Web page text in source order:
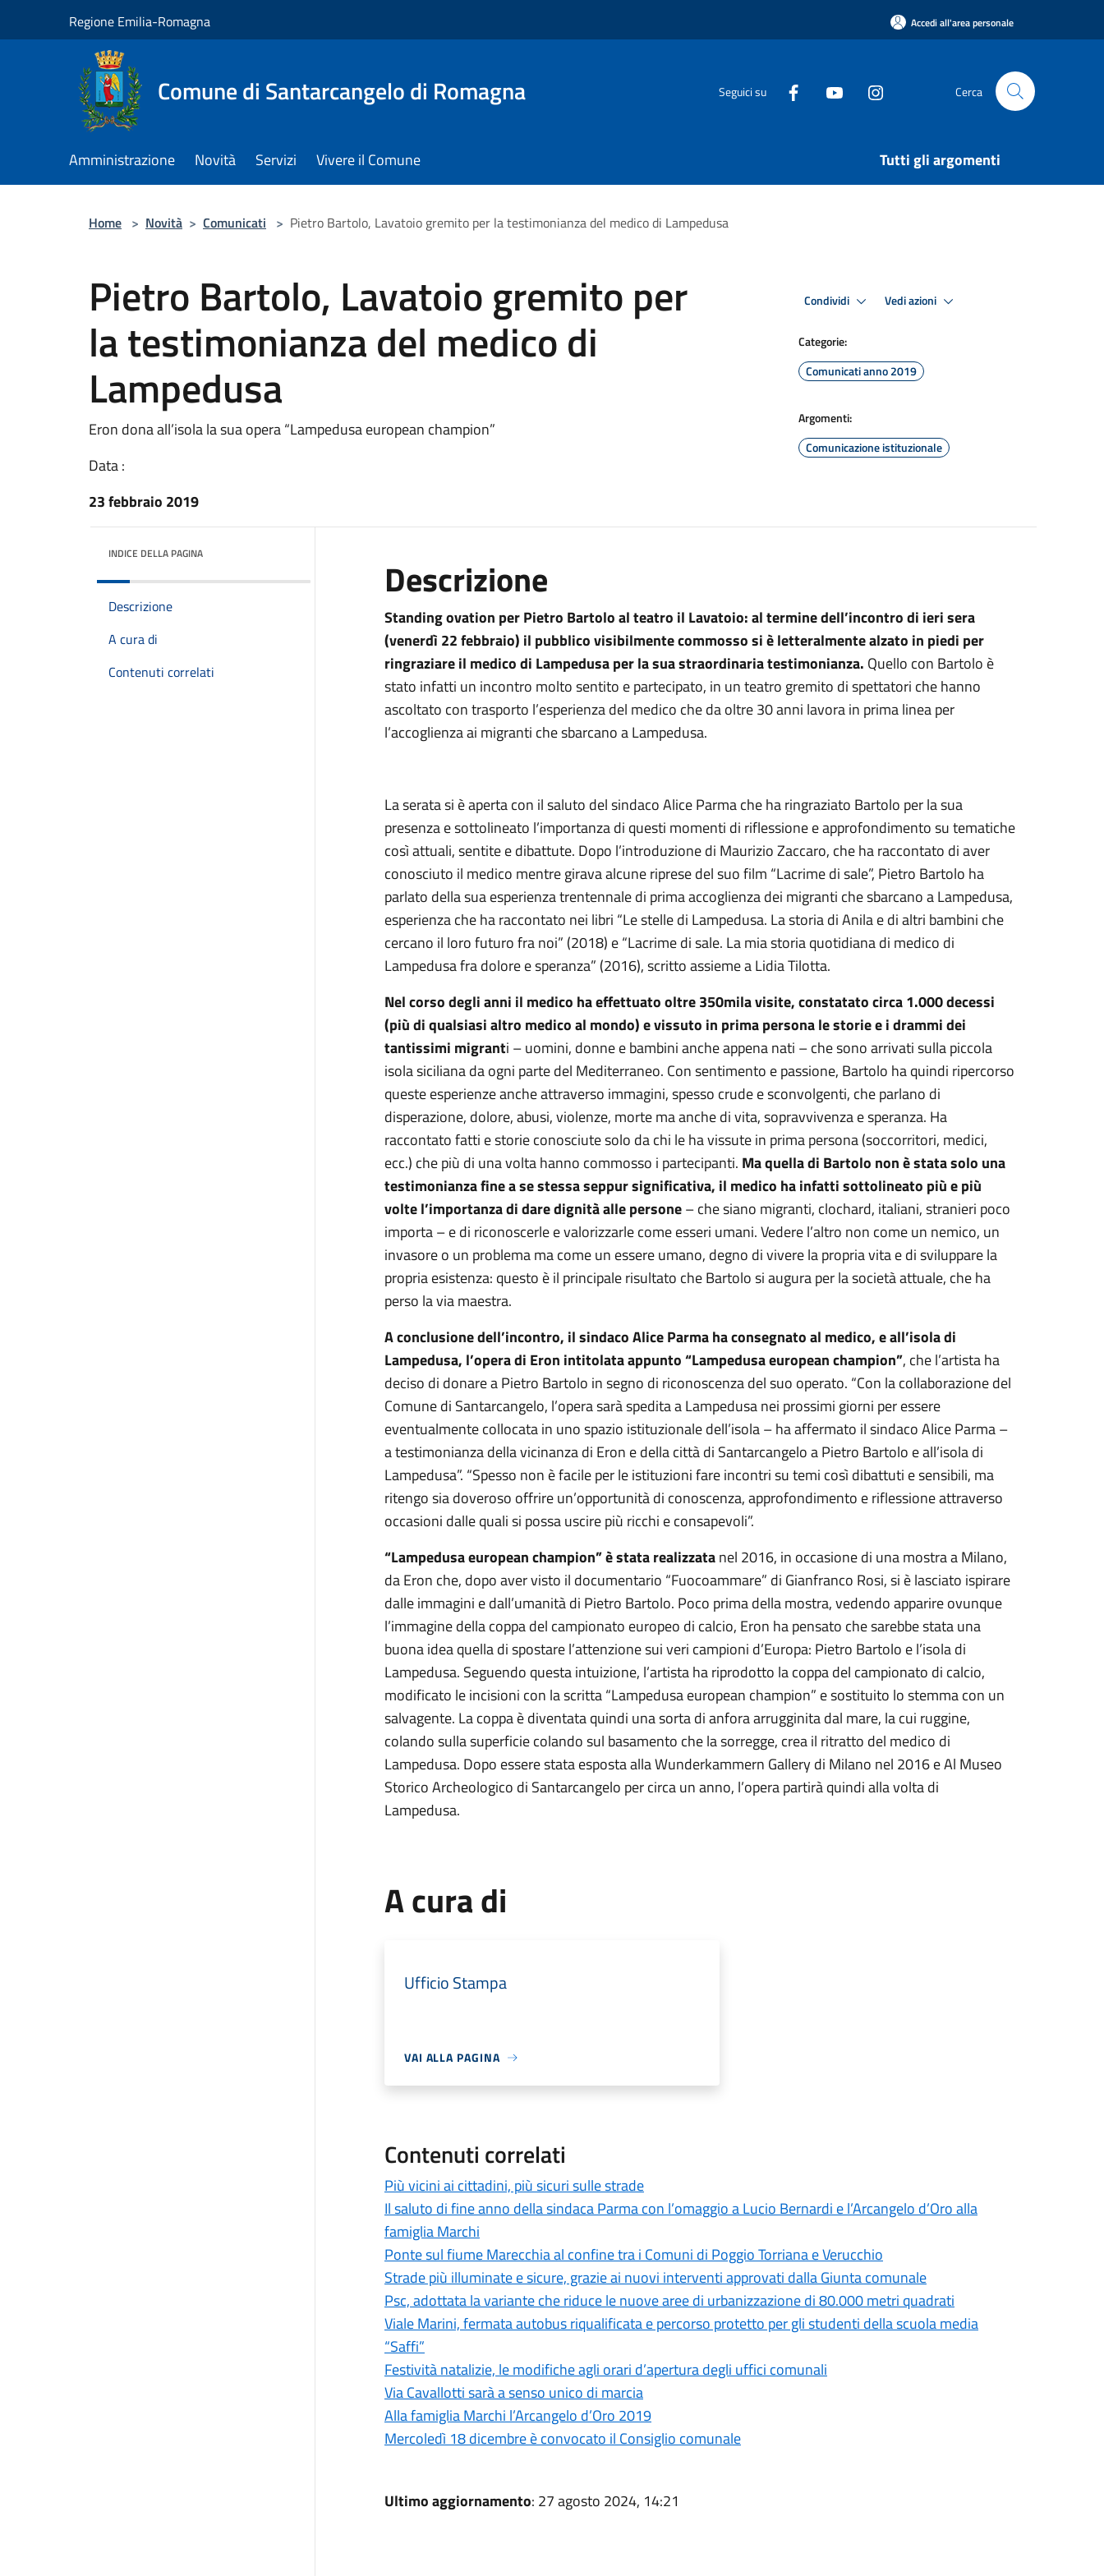
Regione Emilia-Romagna Accedi all'area personale
Comune di Santarcangelo di Romagna Seguici su Cerca
Amministrazione Novità Servizi Vivere il Comune Tutti gli argomenti
Home > Novità > Comunicati > Pietro Bartolo, Lavatoio gremito per la testimonianza del medico di Lampedusa
Pietro Bartolo, Lavatoio gremito per
la testimonianza del medico di
Lampedusa
Eron dona all’isola la sua opera “Lampedusa european champion”
Data :
23 febbraio 2019
Condividi Vedi azioni
Categorie:
Comunicati anno 2019
Argomenti:
Comunicazione istituzionale
INDICE DELLA PAGINA
Descrizione
A cura di
Contenuti correlati
Descrizione
Standing ovation per Pietro Bartolo al teatro il Lavatoio: al termine dell’incontro di ieri sera
(venerdì 22 febbraio) il pubblico visibilmente commosso si è letteralmente alzato in piedi per
ringraziare il medico di Lampedusa per la sua straordinaria testimonianza. Quello con Bartolo è
stato infatti un incontro molto sentito e partecipato, in un teatro gremito di spettatori che hanno
ascoltato con trasporto l’esperienza del medico che da oltre 30 anni lavora in prima linea per
l’accoglienza ai migranti che sbarcano a Lampedusa.
La serata si è aperta con il saluto del sindaco Alice Parma che ha ringraziato Bartolo per la sua
presenza e sottolineato l’importanza di questi momenti di riflessione e approfondimento su tematiche
così attuali, sentite e dibattute. Dopo l’introduzione di Maurizio Zaccaro, che ha raccontato di aver
conosciuto il medico mentre girava alcune riprese del suo film “Lacrime di sale”, Pietro Bartolo ha
parlato della sua esperienza trentennale di prima accoglienza dei migranti che sbarcano a Lampedusa,
esperienza che ha raccontato nei libri “Le stelle di Lampedusa. La storia di Anila e di altri bambini che
cercano il loro futuro fra noi” (2018) e “Lacrime di sale. La mia storia quotidiana di medico di
Lampedusa fra dolore e speranza” (2016), scritto assieme a Lidia Tilotta.
Nel corso degli anni il medico ha effettuato oltre 350mila visite, constatato circa 1.000 decessi
(più di qualsiasi altro medico al mondo) e vissuto in prima persona le storie e i drammi dei
tantissimi migranti – uomini, donne e bambini anche appena nati – che sono arrivati sulla piccola
isola siciliana da ogni parte del Mediterraneo. Con sentimento e passione, Bartolo ha quindi ripercorso
queste esperienze anche attraverso immagini, spesso crude e sconvolgenti, che parlano di
disperazione, dolore, abusi, violenze, morte ma anche di vita, sopravvivenza e speranza. Ha
raccontato fatti e storie conosciute solo da chi le ha vissute in prima persona (soccorritori, medici,
ecc.) che più di una volta hanno commosso i partecipanti. Ma quella di Bartolo non è stata solo una
testimonianza fine a se stessa seppur significativa, il medico ha infatti sottolineato più e più
volte l’importanza di dare dignità alle persone– che siano migranti, clochard, italiani, stranieri poco
importa – e di riconoscerle e valorizzarle come esseri umani. Vedere l’altro non come un nemico, un
invasore o un problema ma come un essere umano, degno di vivere la propria vita e di sviluppare la
propria esistenza: questo è il principale risultato che Bartolo si augura per la società attuale, che ha
perso la via maestra.
A conclusione dell’incontro, il sindaco Alice Parma ha consegnato al medico, e all’isola di
Lampedusa, l’opera di Eron intitolata appunto “Lampedusa european champion”, che l’artista ha
deciso di donare a Pietro Bartolo in segno di riconoscenza del suo operato. “Con la collaborazione del
Comune di Santarcangelo, l’opera sarà spedita a Lampedusa nei prossimi giorni per essere
eventualmente collocata in uno spazio istituzionale dell’isola – ha affermato il sindaco Alice Parma –
a testimonianza della vicinanza di Eron e della città di Santarcangelo a Pietro Bartolo e all’isola di
Lampedusa”. “Spesso non è facile per le istituzioni fare incontri su temi così dibattuti e sensibili, ma
ritengo sia doveroso offrire un’opportunità di conoscenza, approfondimento e riflessione attraverso
occasioni dalle quali si possa uscire più ricchi e consapevoli”.
“Lampedusa european champion” è stata realizzatanel 2016, in occasione di una mostra a Milano,
da Eron che, dopo aver visto il documentario “Fuocoammare” di Gianfranco Rosi, si è lasciato ispirare
dalle immagini e dall’umanità di Pietro Bartolo. Poco prima della mostra, vedendo apparire ovunque
l’immagine della coppa del campionato europeo di calcio, Eron ha pensato che sarebbe stata una
buona idea quella di spostare l’attenzione sui veri campioni d’Europa: Pietro Bartolo e l’isola di
Lampedusa. Seguendo questa intuizione, l’artista ha riprodotto la coppa del campionato di calcio,
modificato le incisioni con la scritta “Lampedusa european champion” e sostituito lo stemma con un
salvagente. La coppa è diventata quindi una sorta di anfora arrugginita dal mare, la cui ruggine,
colando sulla superficie colando sul basamento che la sorregge, crea il ritratto del medico di
Lampedusa. Dopo essere stata esposta alla Wunderkammern Gallery di Milano nel 2016 e Al Museo
Storico Archeologico di Santarcangelo per circa un anno, l’opera partirà quindi alla volta di
Lampedusa.
A cura di
Ufficio Stampa
VAI ALLA PAGINA
Contenuti correlati
Più vicini ai cittadini, più sicuri sulle strade
Il saluto di fine anno della sindaca Parma con l’omaggio a Lucio Bernardi e l’Arcangelo d’Oro alla
famiglia Marchi
Ponte sul fiume Marecchia al confine tra i Comuni di Poggio Torriana e Verucchio
Strade più illuminate e sicure, grazie ai nuovi interventi approvati dalla Giunta comunale
Psc, adottata la variante che riduce le nuove aree di urbanizzazione di 80.000 metri quadrati
Viale Marini, fermata autobus riqualificata e percorso protetto per gli studenti della scuola media
“Saffi”
Festività natalizie, le modifiche agli orari d’apertura degli uffici comunali
Via Cavallotti sarà a senso unico di marcia
Alla famiglia Marchi l’Arcangelo d’Oro 2019
Mercoledì 18 dicembre è convocato il Consiglio comunale
Ultimo aggiornamento: 27 agosto 2024, 14:21